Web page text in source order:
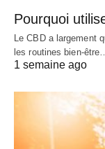
Pourquoi
Le CBD a largement
les routines bien-être…
1 semaine ago